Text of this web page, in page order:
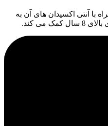
با آنتی اکسیدان های آن به
می کند.